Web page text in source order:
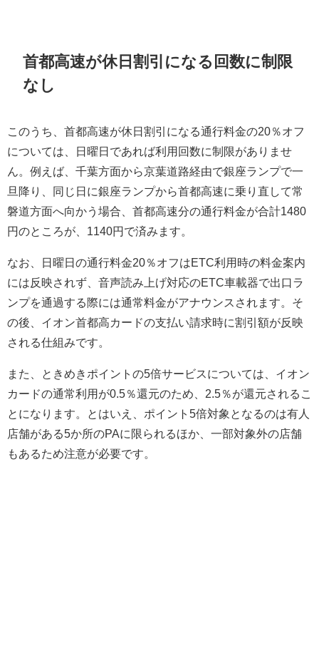
首都高速が休日割引になる回数に制限
なし
このうち、首都高速が休日割引になる通行料金の20％オフ
については、日曜日であれば利用回数に制限がありませ
ん。例えば、千葉方面から京葉道路経由で銀座ランプで一
旦降り、同じ日に銀座ランプから首都高速に乗り直して常
磐道方面へ向かう場合、首都高速分の通行料金が合計1480
円のところが、1140円で済みます。
なお、日曜日の通行料金20％オフはETC利用時の料金案内
には反映されず、音声読み上げ対応のETC車載器で出口ラ
ンプを通過する際には通常料金がアナウンスされます。そ
の後、イオン首都高カードの支払い請求時に割引額が反映
される仕組みです。
また、ときめきポイントの5倍サービスについては、イオン
カードの通常利用が0.5％還元のため、2.5％が還元されるこ
とになります。とはいえ、ポイント5倍対象となるのは有人
店舗がある5か所のPAに限られるほか、一部対象外の店舗
もあるため注意が必要です。